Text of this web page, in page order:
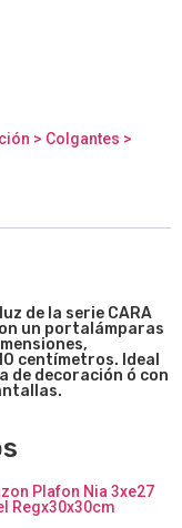
> Colgantes >
de la serie CARA
un portalámparas
centímetros. Ideal
de decoración ó con